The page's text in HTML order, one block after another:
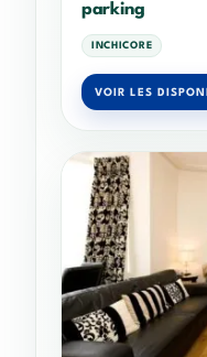
parking
INCHICORE
VOIR LES